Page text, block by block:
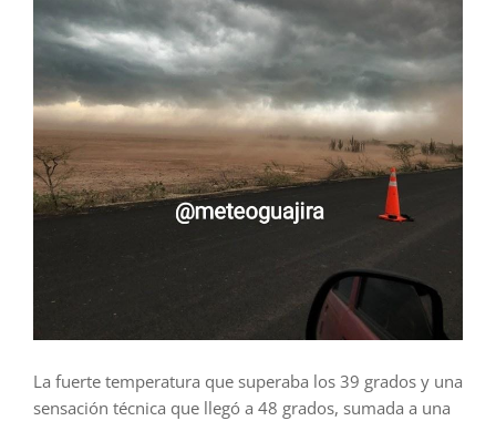
La fuerte temperatura que superaba los 39 grados y una
sensación técnica que llegó a 48 grados, sumada a una